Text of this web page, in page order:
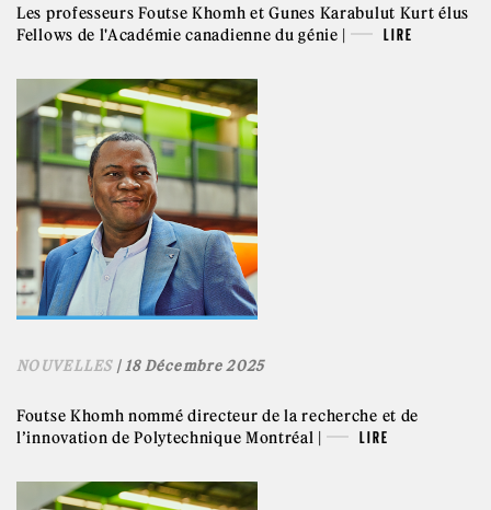
Les professeurs Foutse Khomh et Gunes Karabulut Kurt élus
Fellows de l'Académie canadienne du génie |
LIRE
NOUVELLES| 18 Décembre 2025
Foutse Khomh nommé directeur de la recherche et de
l’innovation de Polytechnique Montréal |
LIRE